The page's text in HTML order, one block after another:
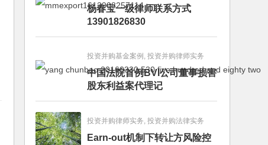
杨春宝一级律师联系方式
13901826830
投资并购基金案例, 投资并购律师实务
中国法院首例BVI公司董事损害
股东利益案代理记
投资并购律师实务, 投资并购法律实务
Earn-out机制下转让方风险控